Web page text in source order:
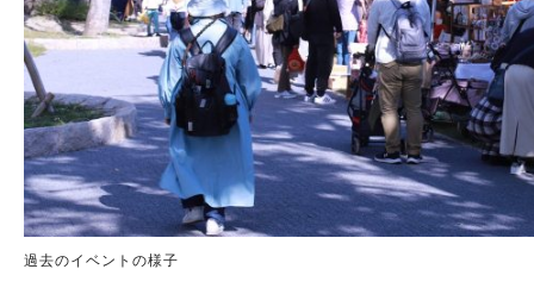
過去のイベントの様子